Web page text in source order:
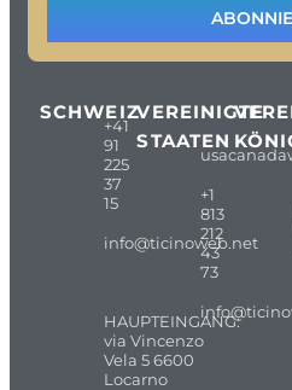
SCHWEIZ
+41
91
225
37
15
info@ticinoweb.net
HAUPTEINGANG:
via Vincenzo
Vela 5 6600
Locarno
VEREINIGTE
STAATEN
+1
813
212
43
73